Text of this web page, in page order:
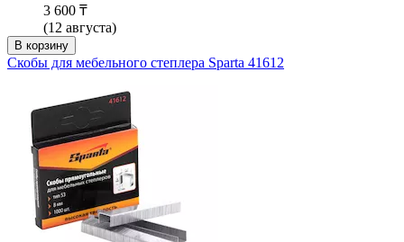
3 600 ₸
(12 августа)
В корзину
Скобы для мебельного степлера Sparta 41612